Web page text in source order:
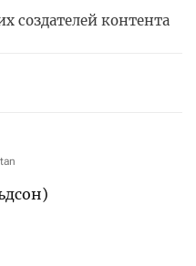
создателей контента